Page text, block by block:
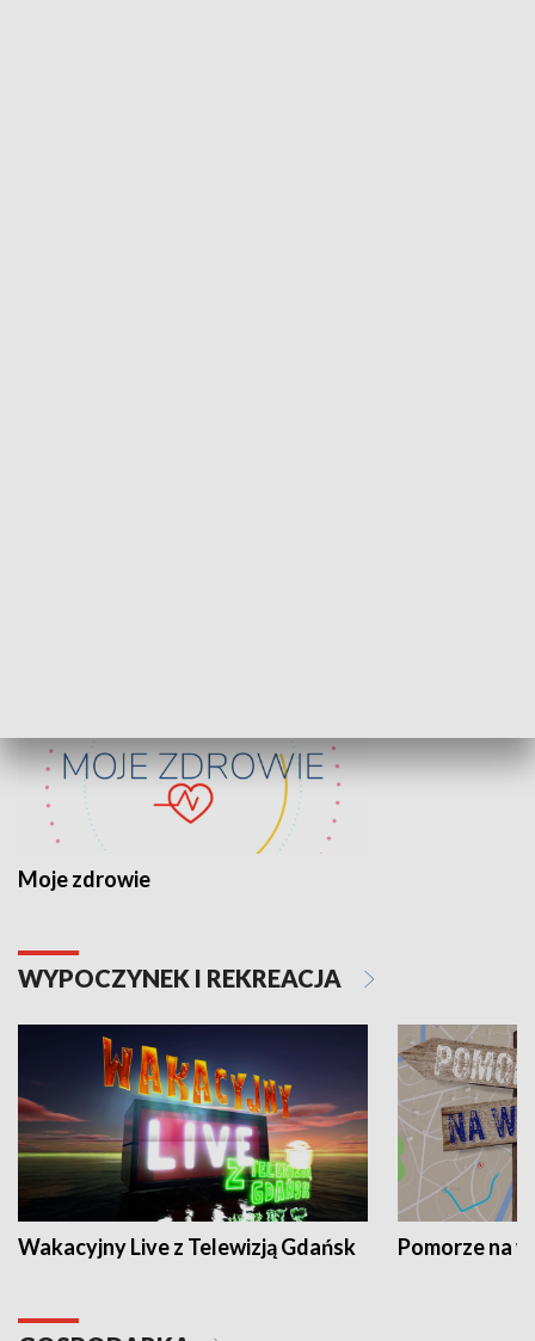
Moje zdrowie
WYPOCZYNEK I REKREACJA
Wakacyjny Live z Telewizją Gdańsk Pomorze na